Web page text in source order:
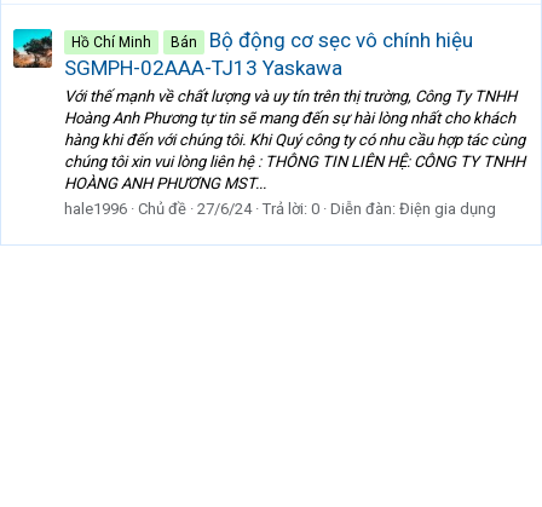
Hồ Chí Minh Bán
Bộ động cơ sẹc vô chính hiệu
SGMPH-02AAA-TJ13 Yaskawa
Với thế mạnh về chất lượng và uy tín trên thị trường, Công Ty TNHH
Hoàng Anh Phương tự tin sẽ mang đến sự hài lòng nhất cho khách
hàng khi đến với chúng tôi. Khi Quý công ty có nhu cầu hợp tác cùng
chúng tôi xin vui lòng liên hệ : THÔNG TIN LIÊN HỆ: CÔNG TY TNHH
HOÀNG ANH PHƯƠNG MST...
hale1996 Chủ đề 27/6/24 Trả lời: 0 Diễn đàn: Điện gia dụng